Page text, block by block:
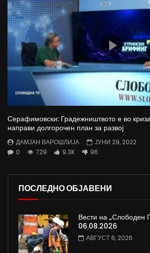
Серафимовски: Градежништвото е во
направи долгорочен план за развој
ДАМЈАН ВАРОШЛИЈА
ЈУНИ 29, 2022
0
729 9.3K 96
ПОСЛЕДНО ОБЈАВЕНИ
Вести на „Слободен
06.08.2026
АВГУСТ 6, 2026